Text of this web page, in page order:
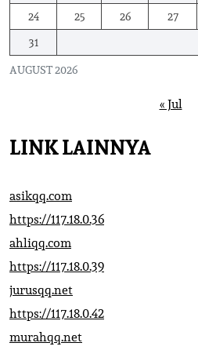
AUGUST 2026
24
25 26 27
31
« Jul
LINK LAINNYA
asikqq.com
https://117.18.0.36
ahliqq.com
https://117.18.0.39
jurusqq.net
https://117.18.0.42
murahqq.net